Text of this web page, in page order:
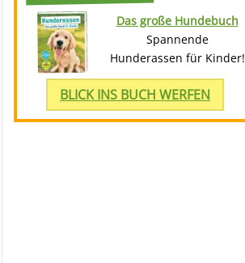
Das große Hundebuch
Spannende
Hunderassen für Kinder!
BLICK INS BUCH WERFEN